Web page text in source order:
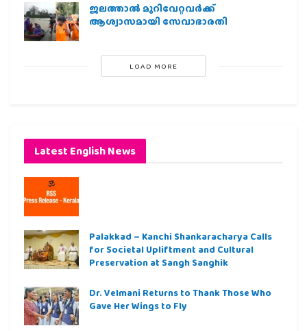
ജലത്താല്‍ മുറിവേറ്റവര്‍ക്ക്
ആശ്വാസമായി സേവാഭാരതി
LOAD MORE
Latest English News
Palakkad – Kanchi Shankaracharya Calls
for Societal Upliftment and Cultural
Preservation at Sangh Sanghik
Dr. Velmani Returns to Thank Those Who
Gave Her Wings to Fly